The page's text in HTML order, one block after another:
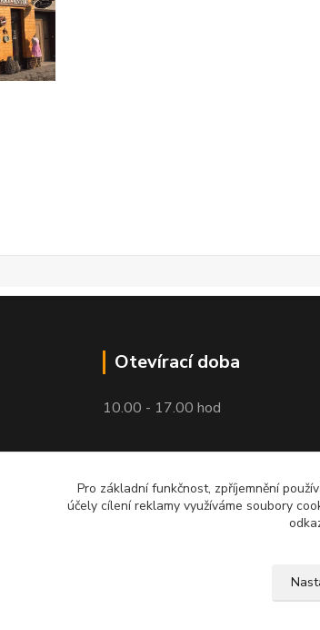
Otevírací doba
10.00 - 17.00 hod
Pro základní funkčnost, zpříjemnění
účely cílení reklamy využíváme soubory